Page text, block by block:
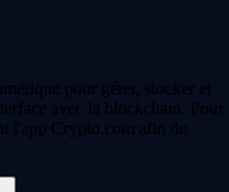
pour gérer, stocker et
avec la blockchain. Pour
l'app Crypto.com afin de